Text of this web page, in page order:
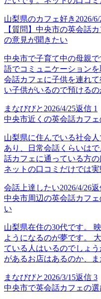
山梨県のカフェ好き 2026/6/
【質問】中央市の英会話
の意見が聞きたい
中央市で子育て中の母親
語でコミュニケーション
会話カフェに子供を連れ
い子供がいるので預ける
まなびびと 2026/4/25返信 1
中央市近くの英会話カフ
山梨県に住んでいる社会
あり、日常会話くらいは
話カフェに通っている方
ネットの口コミだけでは
会話上達したい2026/4/26返
中央市周辺の英会話カフ
い
山梨県在住の30代です。
ようになるのが夢です。
ている人はいるのでしょ
があるお店はあるのか、ま
まなびびと 2026/3/15返信 3
中央市で英会話カフェの